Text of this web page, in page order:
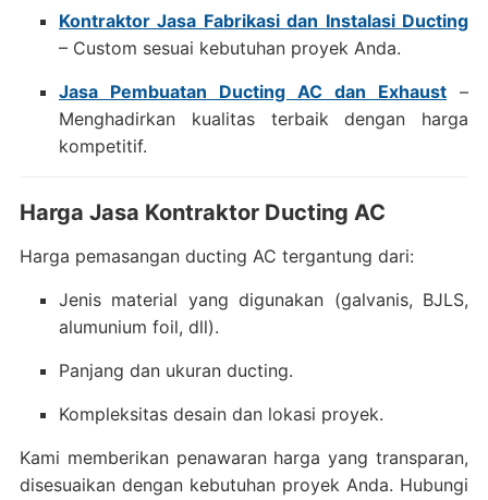
Kontraktor Jasa Fabrikasi dan Instalasi Ducting
– Custom sesuai kebutuhan proyek Anda.
Jasa Pembuatan Ducting AC dan Exhaust –
Menghadirkan kualitas terbaik dengan harga
kompetitif.
Harga Jasa Kontraktor Ducting AC
Harga pemasangan ducting AC tergantung dari:
Jenis material yang digunakan (galvanis, BJLS,
alumunium foil, dll).
Panjang dan ukuran ducting.
Kompleksitas desain dan lokasi proyek.
Kami memberikan penawaran harga yang transparan,
disesuaikan dengan kebutuhan proyek Anda. Hubungi